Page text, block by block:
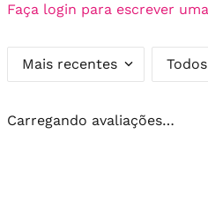
Faça login para escrever
Mais recentes Todos
Carregando avaliações…